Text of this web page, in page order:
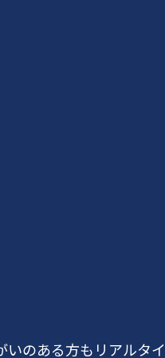
のある方もリアルタ